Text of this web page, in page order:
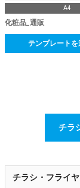
A4
化粧品_通販
テンプレートを
チラ
チラシ・フライ